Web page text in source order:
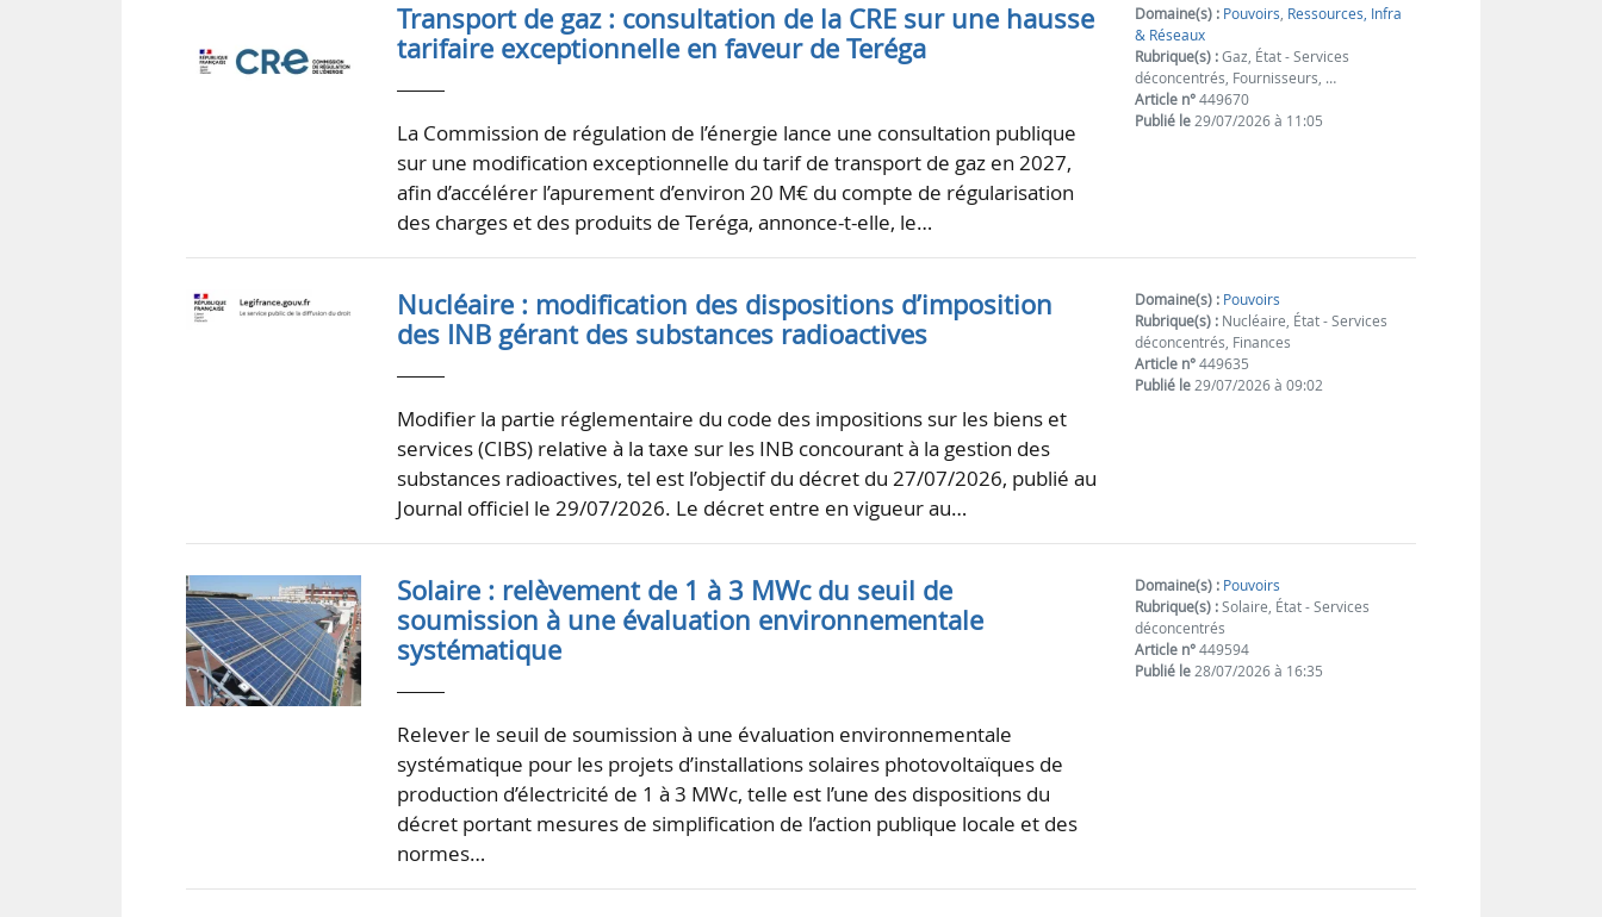
Transport de gaz : consultation de la CRE sur une hausse
tarifaire exceptionnelle en faveur de Teréga
La Commission de régulation de l’énergie lance une consultation publique
sur une modification exceptionnelle du tarif de transport de gaz en 2027,
afin d’accélérer l’apurement d’environ 20 M€ du compte de régularisation
des charges et des produits de Teréga, annonce-t-elle, le…
Domaine(s) : Pouvoirs, Ressources, Infra
& Réseaux
Rubrique(s) :Gaz, État - Services
déconcentrés, Fournisseurs, …
Article n°449670
Publié le29/07/2026 à 11:05
Nucléaire : modification des dispositions d’imposition
des INB gérant des substances radioactives
Modifier la partie réglementaire du code des impositions sur les biens et
services (CIBS) relative à la taxe sur les INB concourant à la gestion des
substances radioactives, tel est l’objectif du décret du 27/07/2026, publié au
Journal officiel le 29/07/2026. Le décret entre en vigueur au…
Domaine(s) : Pouvoirs
Rubrique(s) : Nucléaire, État - Services
déconcentrés, Finances
Article n°449635
Publié le29/07/2026 à 09:02
Solaire : relèvement de 1 à 3 MWc du seuil de
soumission à une évaluation environnementale
systématique
Relever le seuil de soumission à une évaluation environnementale
systématique pour les projets d’installations solaires photovoltaïques de
production d’électricité de 1 à 3 MWc, telle est l’une des dispositions du
décret portant mesures de simplification de l’action publique locale et des
normes…
Domaine(s) : Pouvoirs
Rubrique(s) :Solaire, État - Services
déconcentrés
Article n°449594
Publié le28/07/2026 à 16:35